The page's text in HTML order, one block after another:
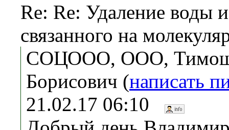
Re: Re: Удаление воды
связанного на
СОЦООО, ООО,
Борисович (написать
21.02.17 06:10